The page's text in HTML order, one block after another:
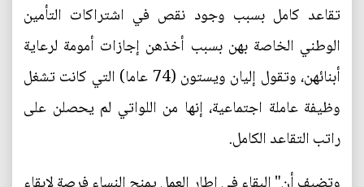
تقاعد كامل بسبب وجود نقص في اشتراكات التأمين
الوطني الخاصة بهن بسبب أخذهن إجازات أمومة لرعاية
أبنائهن، وتقول إليان ويستون (74 عاما) التي كانت تشغل
وظيفة عاملة اجتماعية، إنها من اللواتي لم يحصلن على
راتب التقاعد الكامل.